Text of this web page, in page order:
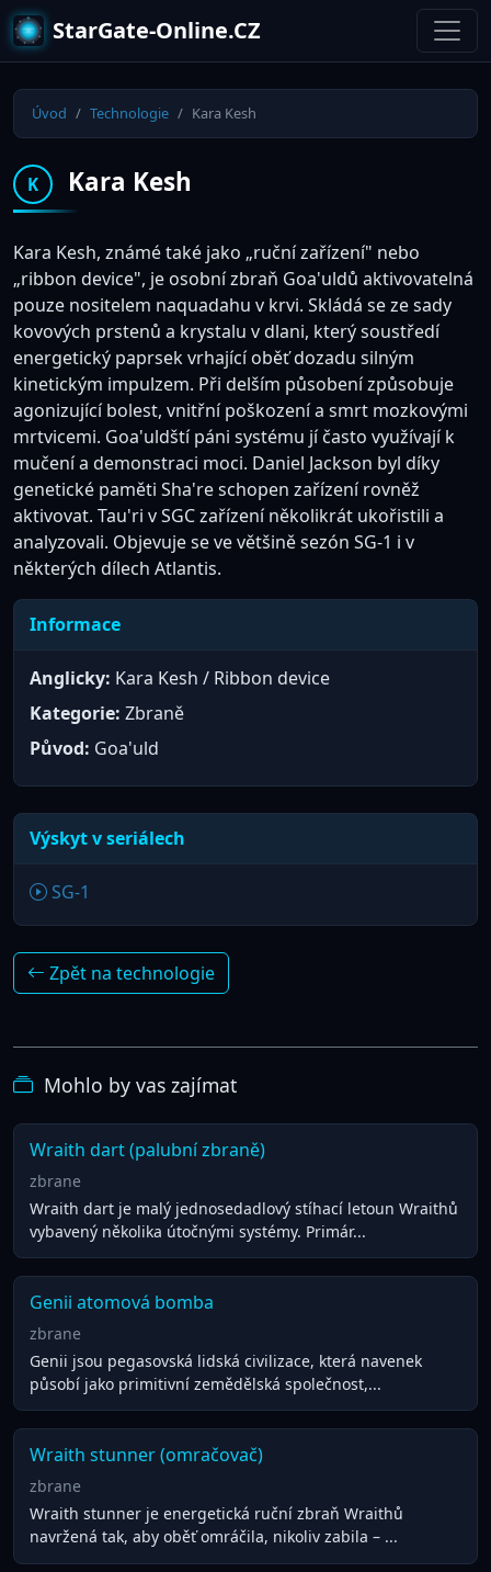
StarGate-Online.CZ
Úvod Technologie Kara Kesh
K Kara Kesh
Kara Kesh, známé také jako „ruční zařízení" nebo
„ribbon device", je osobní zbraň Goa'uldů aktivovatelná
pouze nositelem naquadahu v krvi. Skládá se ze sady
kovových prstenů a krystalu v dlani, který soustředí
energetický paprsek vrhající oběť dozadu silným
kinetickým impulzem. Při delším působení způsobuje
agonizující bolest, vnitřní poškození a smrt mozkovými
mrtvicemi. Goa'uldští páni systému jí často využívají k
mučení a demonstraci moci. Daniel Jackson byl díky
genetické paměti Sha're schopen zařízení rovněž
aktivovat. Tau'ri v SGC zařízení několikrát ukořistili a
analyzovali. Objevuje se ve většině sezón SG-1 i v
některých dílech Atlantis.
Informace
Anglicky: Kara Kesh / Ribbon device
Kategorie: Zbraně
Původ: Goa'uld
Výskyt v seriálech
SG-1
Zpět na technologie
Mohlo by vas zajímat
Wraith dart (palubní zbraně)
zbrane
Wraith dart je malý jednosedadlový stíhací letoun Wraithů
vybavený několika útočnými systémy. Primár...
Genii atomová bomba
zbrane
Genii jsou pegasovská lidská civilizace, která navenek
působí jako primitivní zemědělská společnost,...
Wraith stunner (omračovač)
zbrane
Wraith stunner je energetická ruční zbraň Wraithů
navržená tak, aby oběť omráčila, nikoliv zabila – ...